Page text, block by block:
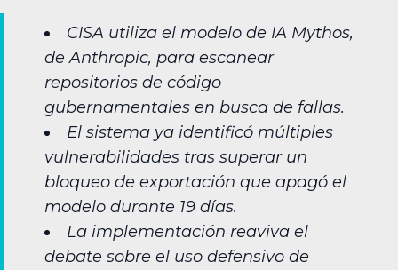
CISA utiliza el modelo de IA Mythos,
de Anthropic, para escanear
repositorios de código
gubernamentales en busca de fallas.
El sistema ya identificó múltiples
vulnerabilidades tras superar un
bloqueo de exportación que apagó el
modelo durante 19 días.
La implementación reaviva el
debate sobre el uso defensivo de